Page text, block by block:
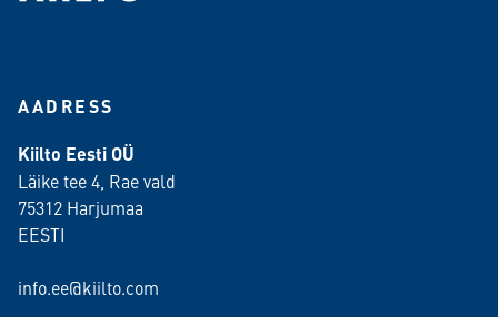
AADRESS
Kiilto Eesti OÜ
Läike tee 4, Rae vald
75312 Harjumaa
EESTI
info.ee@kiilto.com